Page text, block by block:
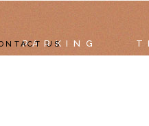
US
PARKING